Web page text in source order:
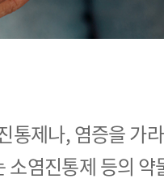
통제나, 염증을 가
소염진통제 등의 약